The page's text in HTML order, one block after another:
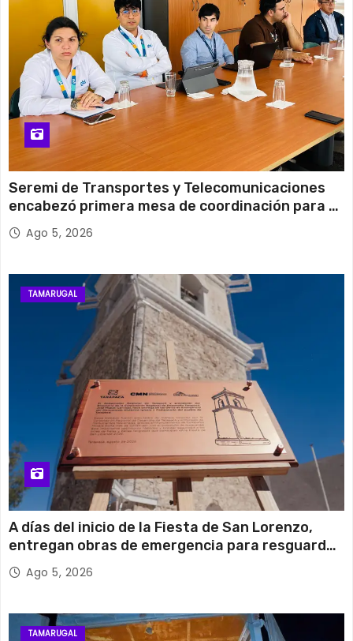
Seremi de Transportes y Telecomunicaciones
encabezó primera mesa de coordinación para el
retiro de cables en desuso en Iquique
Ago 5, 2026
TAMARUGAL
A días del inicio de la Fiesta de San Lorenzo,
entregan obras de emergencia para resguardar
su histórico campanario
Ago 5, 2026
TAMARUGAL